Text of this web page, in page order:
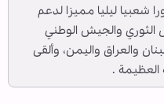
شعبيا ليليا مميزا لدعم
الثوري والجيش الوطني
والعراق واليمن، وألقى
العظيمة .